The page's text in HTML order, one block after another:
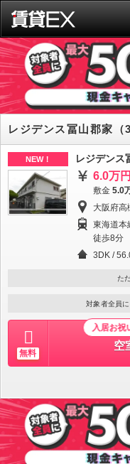
レジデンス冨山郡家
NEW！ レジデンス
6.0万円
敷金 5.0
大阪府高
東海道本
徒歩8分
3DK /
た
対象者全員に
無料
入居お祝
空